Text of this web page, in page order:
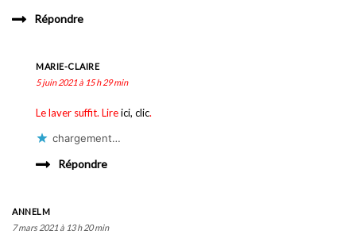
Répondre
MARIE-CLAIRE
5 juin 2021 à 15 h 29 min
Le laver suffit. Lireici, clic.
chargement…
Répondre
ANNELM
7 mars 2021 à 13 h 20 min